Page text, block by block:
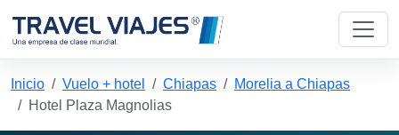
Inicio Vuelo + hotel Chiapas
Morelia a Chiapas
Hotel Plaza Magnolias